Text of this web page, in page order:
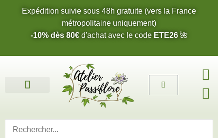
Expédition suivie sous 48h gratuite (vers la France
métropolitaine uniquement)
-10% dès 80€d'achat avec le code ETE26🌺